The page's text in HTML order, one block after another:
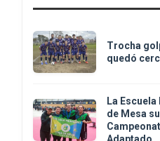
Trocha
quedó
La
de Mesa
Adaptado